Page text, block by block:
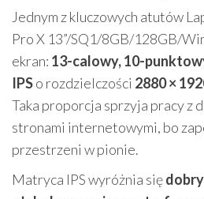
Jednym z kluczowych atutów
Pro X 13”/SQ1/8GB/128GB/
ekran: 13-calowy, 10-
IPSo rozdzielczości 2880 ×
Taka proporcja sprzyja pracy z
stronami internetowymi, bo
przestrzeni w pionie.
Matryca IPS wyróżnia się